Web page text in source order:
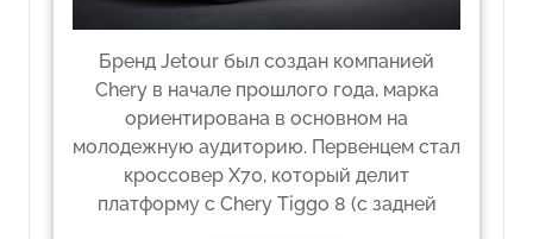
Бренд Jetour был создан компанией
Chery в начале прошлого года, марка
ориентирована в основном на
молодежную аудиторию. Первенцем стал
кроссовер X70, который делит
платформу с Chery Tiggo 8 (с задней